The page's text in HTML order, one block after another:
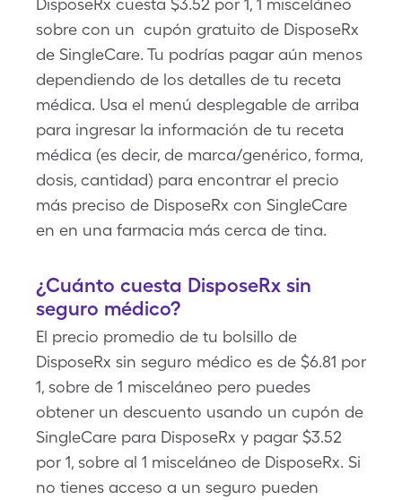
DisposeRx cuesta $3.52 por 1, 1 misceláneo
sobre con un cupón gratuito de DisposeRx
de SingleCare. Tu podrías pagar aún menos
dependiendo de los detalles de tu receta
médica. Usa el menú desplegable de arriba
para ingresar la información de tu receta
médica (es decir, de marca/genérico, forma,
dosis, cantidad) para encontrar el precio
más preciso de DisposeRx con SingleCare
en en una farmacia más cerca de tina.
¿Cuánto cuesta DisposeRx sin
seguro médico?
El precio promedio de tu bolsillo de
DisposeRx sin seguro médico es de $6.81 por
1, sobre de 1 misceláneo pero puedes
obtener un descuento usando un cupón de
SingleCare para DisposeRx y pagar $3.52
por 1, sobre al 1 misceláneo de DisposeRx. Si
no tienes acceso a un seguro pueden